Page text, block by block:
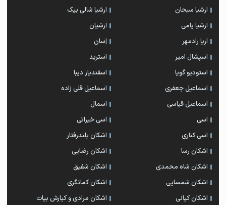
ارشیا سبحان
ارشیا شالی بیک
ارشیا یامی
ارشیان
اریا رادمهر
اِسان
اسپشال امیر
استرید
استودیو گویا
اسفندیار دیبا
اسماعیل جعفری
اسماعیل قلی زاده
اسماعیل قیاسی
اسمال
اسی
اسی خیراتی
اسی کناری
اشکان بلندرفتار
اشکان رسا
اشکان رضایی
اشکان شاه محمدی
اشکان شفیق
اشکان شمسایی
اشکان‌ کمانگری
اشکان کیانی
اشکان مرادی و کیارش بیات